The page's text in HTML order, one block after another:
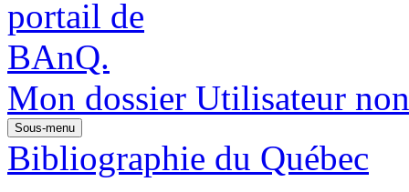
Mon dossier Utilisateur
Sous-menu
Bibliographie du Québec